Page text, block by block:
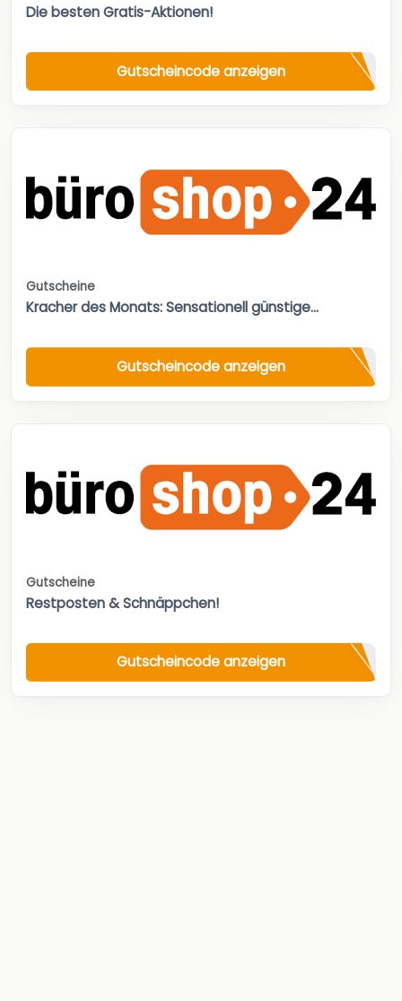
Die besten Gratis-Aktionen!
Gutscheincode anzeigen
Gutscheine
Kracher des Monats: Sensationell günstige...
Gutscheincode anzeigen
Gutscheine
Restposten & Schnäppchen!
Gutscheincode anzeigen